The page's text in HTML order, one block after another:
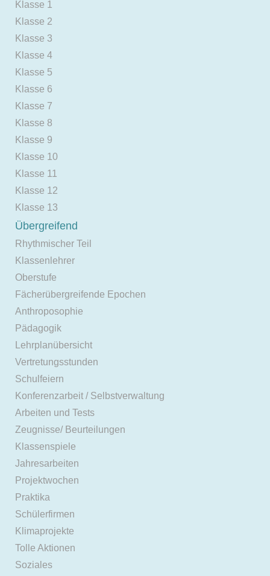
Klasse 1
Klasse 2
Klasse 3
Klasse 4
Klasse 5
Klasse 6
Klasse 7
Klasse 8
Klasse 9
Klasse 10
Klasse 11
Klasse 12
Klasse 13
Übergreifend
Rhythmischer Teil
Klassenlehrer
Oberstufe
Fächerübergreifende Epochen
Anthroposophie
Pädagogik
Lehrplanübersicht
Vertretungsstunden
Schulfeiern
Konferenzarbeit / Selbstverwaltung
Arbeiten und Tests
Zeugnisse/ Beurteilungen
Klassenspiele
Jahresarbeiten
Projektwochen
Praktika
Schülerfirmen
Klimaprojekte
Tolle Aktionen
Soziales